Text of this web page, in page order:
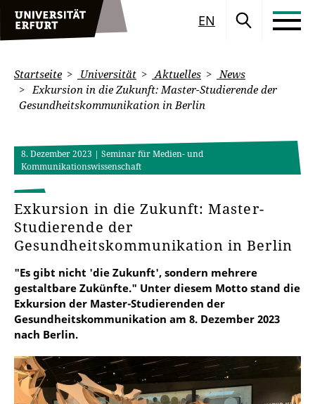
EN
Startseite Universität Aktuelles
News
Exkursion in die Zukunft: Master-Studierende der
Gesundheitskommunikation in Berlin
8. Dezember 2023 | Seminar für Medien- und
Kommunikationswissenschaft
Exkursion in die Zukunft: Master-
Studierende der
Gesundheitskommunikation in Berlin
"Es gibt nicht 'die Zukunft', sondern mehrere
gestaltbare Zukünfte." Unter diesem Motto stand die
Exkursion der Master-Studierenden der
Gesundheitskommunikation am 8. Dezember 2023
nach Berlin.